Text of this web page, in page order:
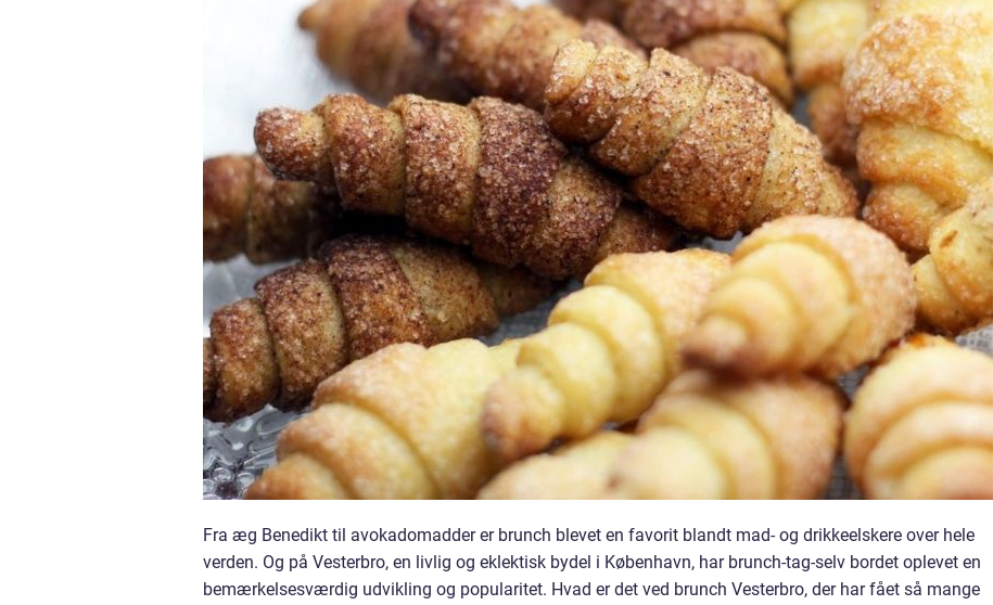
Fra æg Benedikt til avokadomadder er brunch blevet en favorit blandt mad- og drikkeelskere over hele
verden. Og på Vesterbro, en livlig og eklektisk bydel i København, har brunch-tag-selv bordet oplevet en
bemærkelsesværdig udvikling og popularitet. Hvad er det ved brunch Vesterbro, der har fået så mange